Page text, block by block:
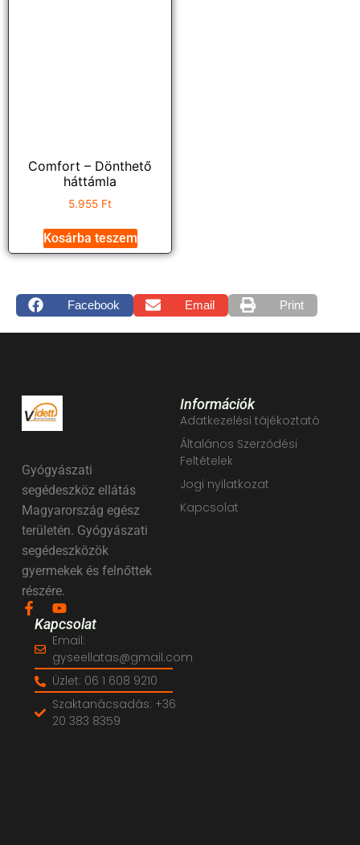
Comfort – Dönthető
háttámla
5.955 Ft
Kosárba teszem
Facebook Email Print
Gyógyászati
segédeszköz ellátás
Magyarország egész
területén. Gyógyászati
segédeszközök
gyermekek és felnőttek
részére.
Információk
Adatkezelési tájékoztató
Általános Szerződési
Feltételek
Jogi nyilatkozat
Kapcsolat
Kapcsolat
Email:
gyseellatas@gmail.com
Üzlet: 06 1 608 9210
Szaktanácsadás: +36
20 383 8359